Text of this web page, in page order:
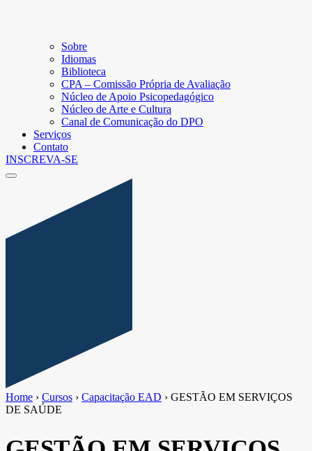
Sobre
Idiomas
Biblioteca
CPA – Comissão Própria de Avaliação
Núcleo de Apoio Psicopedagógico
Núcleo de Arte e Cultura
Canal de Comunicação do DPO
Serviços
Contato
INSCREVA-SE
Home › Cursos › Capacitação EAD › GESTÃO EM SERVIÇOS
DE SAÚDE